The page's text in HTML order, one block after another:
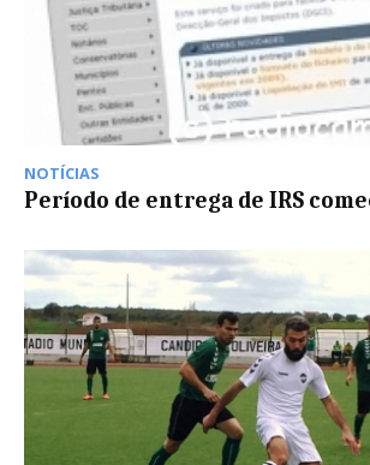
NOTÍCIAS
Período de entrega de IRS